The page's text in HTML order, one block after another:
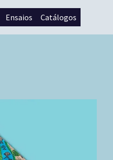
Ensaios Catálogos